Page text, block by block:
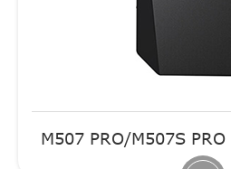
M507 PRO/M507S PRO